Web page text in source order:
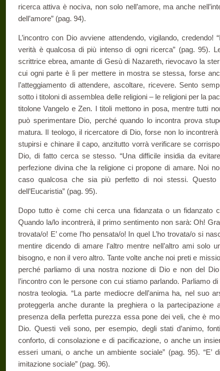
ricerca attiva è nociva, non solo nell’amore, ma anche
dell’amore” (pag. 94).
L’incontro con Dio avviene attendendo, vigilando,
verità è qualcosa di più intenso di ogni ricerca” (pag. 95).
scrittrice ebrea, amante di Gesù di Nazareth, rievocavo la
cui ogni parte è lì per mettere in mostra se stessa, forse
l’atteggiamento di attendere, ascoltare, ricevere. Sento
sotto i titoloni di assemblea delle religioni – le religioni per la
titolone Vangelo e Zen. I titoli mettono in posa, mentre tutti
può sperimentare Dio, perché quando lo incontra prova
matura. Il teologo, il ricercatore di Dio, forse non lo
stupirsi e chinare il capo, anzitutto vorrà verificare se
Dio, di fatto cerca se stesso. “Una difficile insidia da
perfezione divina che la religione ci propone di amare. Noi
caso qualcosa che sia più perfetto di noi stessi. Questo
dell’Eucaristia” (pag. 95).
Dopo tutto è come chi cerca una fidanzata o un fidanzato
Quando la/lo incontrerà, il primo sentimento non sarà: Oh!
trovata/o! E’ come l’ho pensata/o! In quel L’ho trovata/o si
mentire dicendo di amare l’altro mentre nell’altro ami solo
bisogno, e non il vero altro. Tante volte anche noi preti e
perché parliamo di una nostra nozione di Dio e non del
l’incontro con le persone con cui stiamo parlando. Parliamo
nostra teologia. “La parte mediocre dell’anima ha, nel suo
proteggerla anche durante la preghiera o la
presenza della perfetta purezza essa pone dei veli, che è
Dio. Questi veli sono, per esempio, degli stati d’animo,
conforto, di consolazione e di pacificazione, o anche un
esseri umani, o anche un ambiente sociale” (pag. 95). “E’
imitazione sociale” (pag. 96).